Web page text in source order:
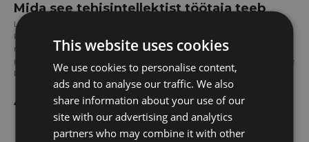
Mida see tehisintellektist töötaja teeb
Liisa koostab professionaalselt kirjutatud ja kohandatud pakkumisi
kliendi andmete ja eelistuste põhjal. See tehisintellekti agent võtab teie
müügiprotsessist saadud teabe ja muudab selle veenvateks,
personaliseeritud dokumentideks, mis kõnetavad otse iga potentsiaalse
kliendi vajadusi ja huvisid.
Äriline mõju
Säästab müügiesindajatele 3-5 tundi iga pakkumise kohta.
Suurendab pakkumiste personaliseerimist, tõstes
This website uses cookies
We use cookies to personalise content,
ads and to analyse our traffic. We also
share information about your use of our
site with our advertising and analytics
partners who may combine it with other